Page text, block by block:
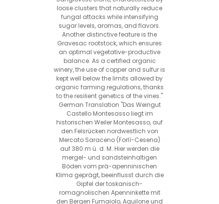
loose clusters that naturally reduce
fungal attacks while intensifying
sugar levels, aromas, and flavors.
Another distinctive feature is the
Gravesac rootstock, which ensures
an optimal vegetative-productive
balance. As a certified organic
winery, the use of copper and sulfur is
kept well below the limits allowed by
organic farming regulations, thanks
to the resilient genetics of the vines."
German Translation "Das Weingut
Castello Montesasso liegt im
historischen Weiler Montesasso, auf
den Felsrücken nordwestlich von
Mercato Saraceno (Forlì-Cesena)
auf 380 m ü. d. M. Hier werden die
mergel- und sandsteinhaltigen
Böden vom prä-apenninischen
Klima geprägt, beeinflusst durch die
Gipfel der toskanisch-
romagnolischen Apenninkette mit
den Bergen Fumaiolo, Aquilone und